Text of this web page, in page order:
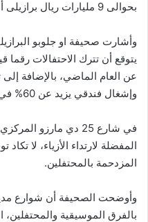
بحوالى 9 مليارات ريال برازيلى أى حوالى 1.8 مليار دولار.
وأشارت صحيفة او جلوبو
وإشغال فندقي يزيد عن 60% في جميع أنحاء البلاد.
في شارع 25 دي مارزو
المفضلة لارتداء الأزياء، لا
المزدحمة بالمحتفلين.
وأوضحت الصحيفة أن شوارع
بالفرق الموسيقية والمحتفلين،